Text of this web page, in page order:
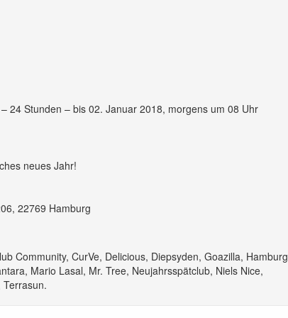
24 Stunden – bis 02. Januar 2018, morgens um 08 Uhr
neues Jahr!
22769 Hamburg
Community, CurVe, Delicious, Diepsyden, Goazilla, Hamburg
, Mario Lasal, Mr. Tree, Neujahrsspätclub, Niels Nice,
Terrasun.